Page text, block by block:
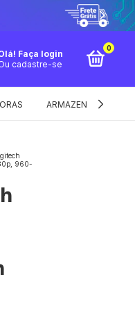
Faça login
cadastre-se
0
ARMAZENAMENTO E
960-